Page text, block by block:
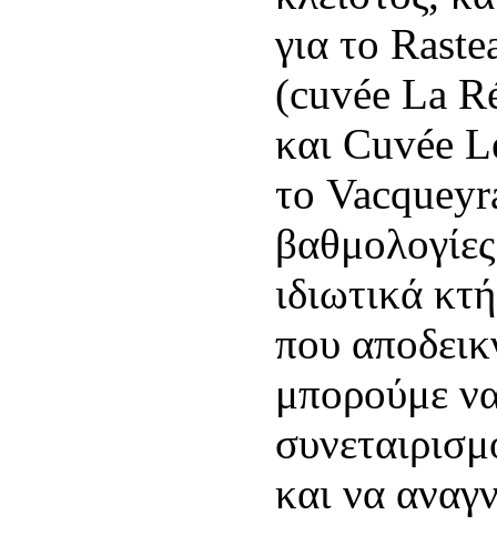
για το
(cuvée La
και Cuvée
το
ιδιωτικά
που
μπορούμε
και να